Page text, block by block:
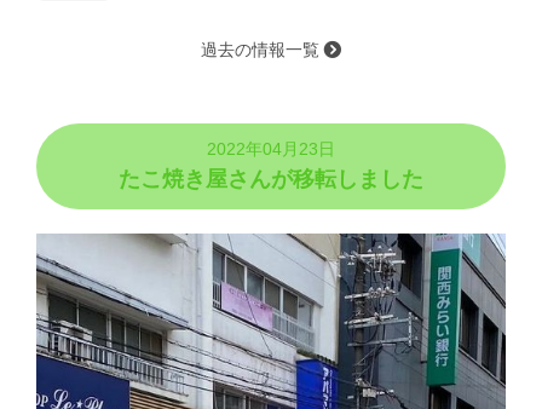
過去の情報一覧
2022年04月23日
たこ焼き屋さんが移転しました